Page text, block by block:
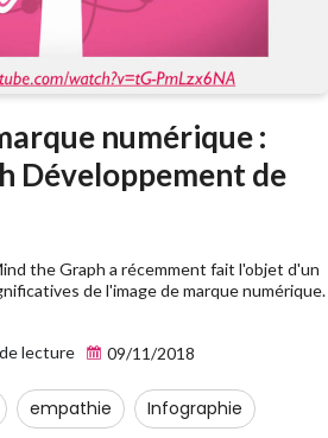
numérique :
Développement de
the Graph a récemment fait l'objet d'un
de l'image de marque numérique.
lecture 09/11/2018
empathie Infographie